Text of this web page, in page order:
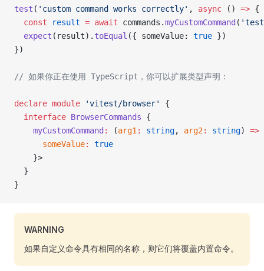
test ( 'custom command works correctly' , async () => {
  const
result = await commands.myCustomCommand (
  expect
(result). toEqual ({ someValue: true })
})
// 如果你正在使用 TypeScript，你可以扩展类型声明：
declare module 'vitest/browser'
{
  interface
BrowserCommands {
    myCustomCommand
: (arg1 : string, arg2: string) =>
      someValue
:
true
    }>
  }
}
WARNING
如果自定义命令具有相同的名称，则它们将覆盖内置命令。